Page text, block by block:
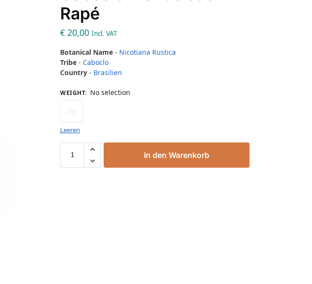
Rapé
€ 20,00 Incl. VAT
Botanical Name - Nicotiana Rustica
Tribe - Caboclo
Country - Brasilien
WEIGHT: No selection
Leeren
In den Warenkorb